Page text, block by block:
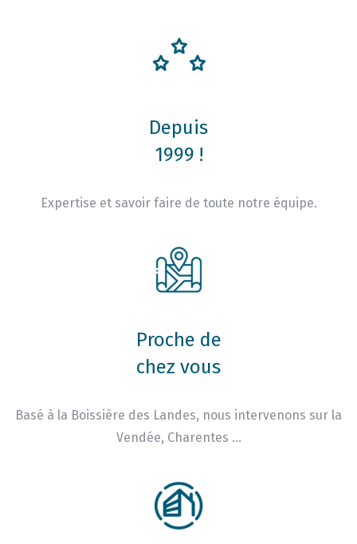
Depuis
1999 !
Expertise et savoir faire de toute notre équipe.
Proche de
chez vous
Basé à la Boissière des Landes, nous intervenons sur la
Vendée, Charentes …